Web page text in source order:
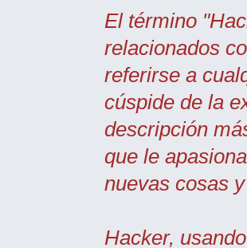
El término
relacionados
referirse a
cúspide de la
descripción
que le
nuevas cosas
Hacker,